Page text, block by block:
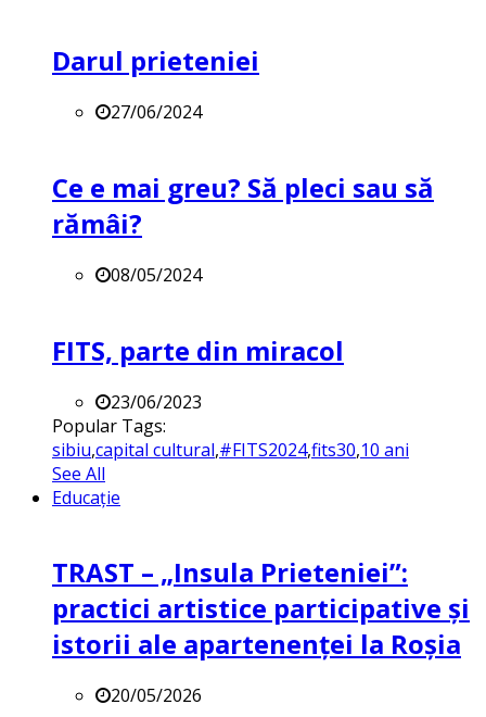
Darul prieteniei
27/06/2024
Ce e mai greu? Să pleci sau să
rămâi?
08/05/2024
FITS, parte din miracol
23/06/2023
Popular Tags:
sibiu,capital cultural,#FITS2024,fits30,10 ani
See All
Educație
TRAST – „Insula Prieteniei”:
practici artistice participative și
istorii ale apartenenței la Roșia
20/05/2026